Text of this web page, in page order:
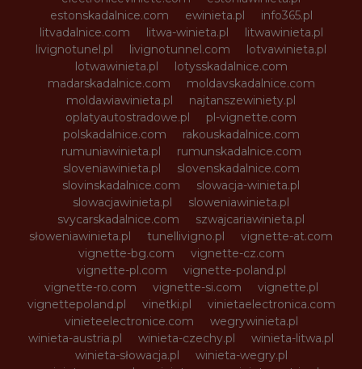
estonskadalnice.com
ewinieta.pl
info365.pl
litvadalnice.com
litwa-winieta.pl
litwawinieta.pl
livignotunel.pl
livignotunnel.com
lotvawinieta.pl
lotwawinieta.pl
lotysskadalnice.com
madarskadalnice.com
moldavskadalnice.com
moldawiawinieta.pl
najtanszewiniety.pl
oplatyautostradowe.pl
pl-vignette.com
polskadalnice.com
rakouskadalnice.com
rumuniawinieta.pl
rumunskadalnice.com
sloveniawinieta.pl
slovenskadalnice.com
slovinskadalnice.com
slowacja-winieta.pl
slowacjawinieta.pl
sloweniawinieta.pl
svycarskadalnice.com
szwajcariawinieta.pl
słoweniawinieta.pl
tunellivigno.pl
vignette-at.com
vignette-bg.com
vignette-cz.com
vignette-pl.com
vignette-poland.pl
vignette-ro.com
vignette-si.com
vignette.pl
vignettepoland.pl
vinetki.pl
vinietaelectronica.com
vinieteelectronice.com
wegrywinieta.pl
winieta-austria.pl
winieta-czechy.pl
winieta-litwa.pl
winieta-słowacja.pl
winieta-wegry.pl